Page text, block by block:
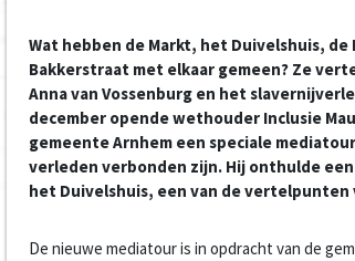
Wat hebben de Markt, het Duivelshuis, de
Bakkerstraat met elkaar gemeen? Ze
Anna van Vossenburg en het
december opende wethouder Inclusie
gemeente Arnhem een speciale
verleden verbonden zijn. Hij onthulde
het Duivelshuis, een van de vertelpunten
De nieuwe mediatour is in opdracht van de